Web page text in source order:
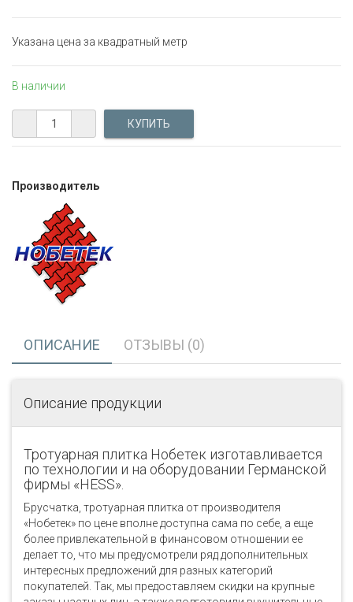
Указана цена за квадратный метр
В наличии
Производитель
ОПИСАНИЕ ОТЗЫВЫ (0)
Описание продукции
Тротуарная плитка Нобетек изготавливается
по технологии и на оборудовании Германской
фирмы «НЕSS».
Брусчатка, тротуарная плитка от производителя
«Нобетек» по цене вполне доступна сама по себе, а еще
более привлекательной в финансовом отношении ее
делает то, что мы предусмотрели ряд дополнительных
интересных предложений для разных категорий
покупателей. Так, мы предоставляем скидки на крупные